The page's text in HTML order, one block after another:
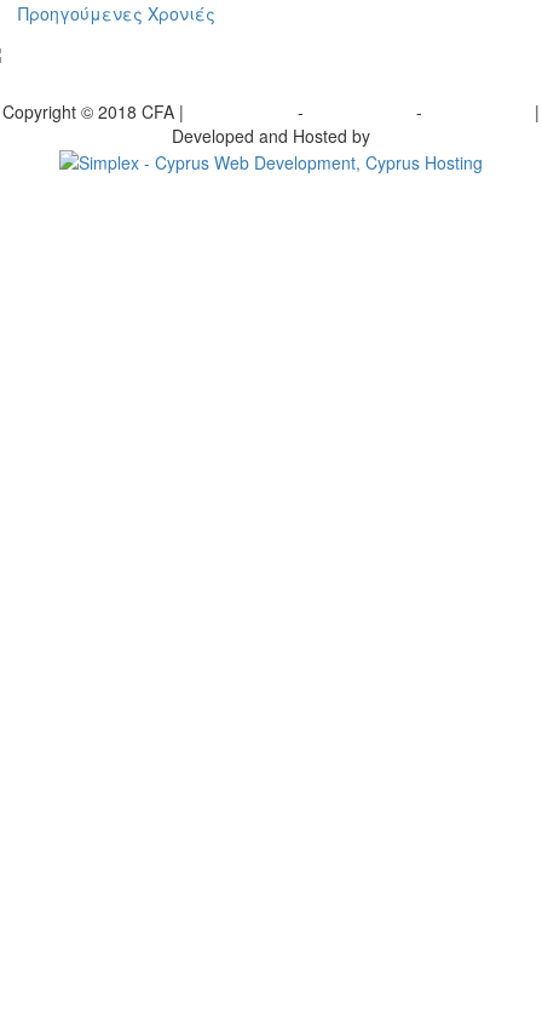
Προηγούμενες Χρονιές
Copyright © 2018 CFA | - -
|
Developed and Hosted by